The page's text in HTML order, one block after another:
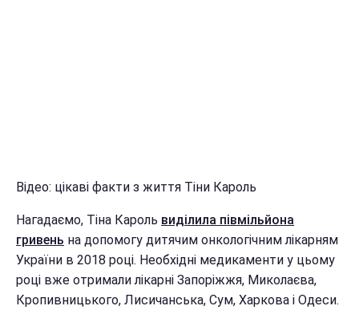
Відео: цікаві факти з життя Тіни Кароль
Нагадаємо, Тіна Кароль виділила півмільйона
гривень на допомогу дитячим онкологічним лікарням
України в 2018 році. Необхідні медикаменти у цьому
році вже отримали лікарні Запоріжжя, Миколаєва,
Кропивницького, Лисичанська, Сум, Харкова і Одеси.